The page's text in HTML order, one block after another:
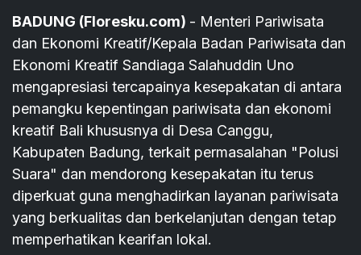
BADUNG (Floresku.com) - Menteri Pariwisata
dan Ekonomi Kreatif/Kepala Badan Pariwisata dan
Ekonomi Kreatif Sandiaga Salahuddin Uno
mengapresiasi tercapainya kesepakatan di antara
pemangku kepentingan pariwisata dan ekonomi
kreatif Bali khususnya di Desa Canggu,
Kabupaten Badung, terkait permasalahan "Polusi
Suara" dan mendorong kesepakatan itu terus
diperkuat guna menghadirkan layanan pariwisata
yang berkualitas dan berkelanjutan dengan tetap
memperhatikan kearifan lokal.